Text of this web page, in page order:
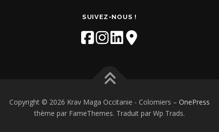
SUIVEZ-NOUS !
Copyright © 2026 Krav Maga Occitanie - Colomiers – OnePress
thème par FameThemes. Traduit par Wp Trads.